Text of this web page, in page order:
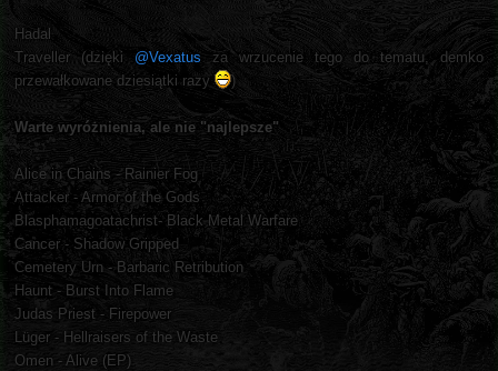
Hadal
Traveller (dzięki @Vexatus za wrzucenie tego do tematu, demko
przewałkowane dziesiątki razy
)
Warte wyróżnienia, ale nie "najlepsze"
Alice in Chains - Rainier Fog
Attacker - Armor of the Gods
Blasphamagoatachrist- Black Metal Warfare
Cancer - Shadow Gripped
Cemetery Urn - Barbaric Retribution
Haunt - Burst Into Flame
Judas Priest - Firepower
Lüger - Hellraisers of the Waste
Omen - Alive (EP)